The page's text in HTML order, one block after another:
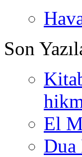
Son
El
Dua